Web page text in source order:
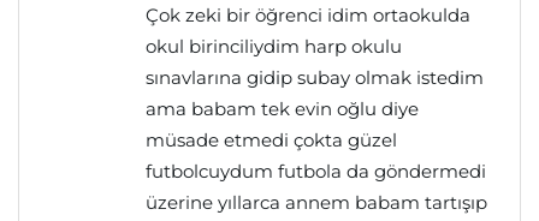
Çok zeki bir öğrenci idim ortaokulda
okul birinciliydim harp okulu
sınavlarına gidip subay olmak istedim
ama babam tek evin oğlu diye
müsade etmedi çokta güzel
futbolcuydum futbola da göndermedi
üzerine yıllarca annem babam tartışıp